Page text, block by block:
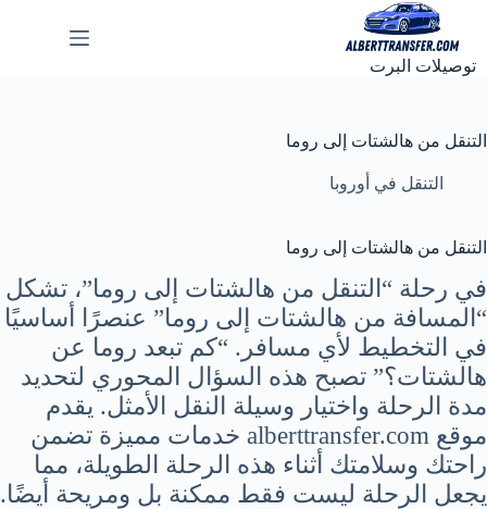
المحتوى
توصيلات البرت
التنقل من هالشتات إلى روما
التنقل في أوروبا
التنقل من هالشتات إلى روما
في رحلة “التنقل من هالشتات إلى روما”، تشكل
“المسافة من هالشتات إلى روما” عنصرًا أساسيًا
في التخطيط لأي مسافر. “كم تبعد روما عن
هالشتات؟” تصبح هذه السؤال المحوري لتحديد
مدة الرحلة واختيار وسيلة النقل الأمثل. يقدم
موقع alberttransfer.com خدمات مميزة تضمن
راحتك وسلامتك أثناء هذه الرحلة الطويلة، مما
يجعل الرحلة ليست فقط ممكنة بل ومريحة أيضًا.